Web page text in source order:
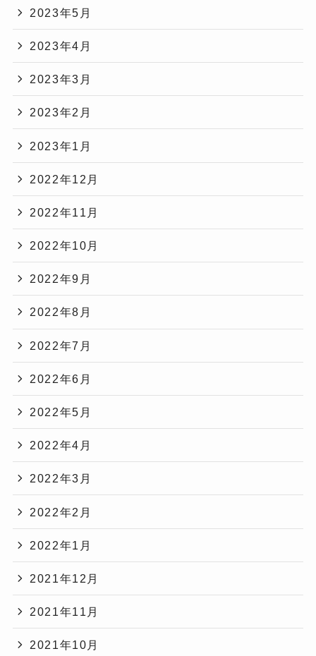
2023年5月
2023年4月
2023年3月
2023年2月
2023年1月
2022年12月
2022年11月
2022年10月
2022年9月
2022年8月
2022年7月
2022年6月
2022年5月
2022年4月
2022年3月
2022年2月
2022年1月
2021年12月
2021年11月
2021年10月